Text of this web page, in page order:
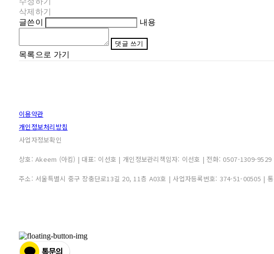
삭제하기
글쓴이
내용
댓글 쓰기
목록으로 가기
이용약관
개인정보처리방침
사업자정보확인
상호: Akeem (아킴) | 대표: 이선호 | 개인정보관리책임자: 이선호 | 전화: 0507-1309-
주소: 서울특별시 중구 장충단로13길 20, 11층 A03호 | 사업자등록번호: 374-51-00505 |